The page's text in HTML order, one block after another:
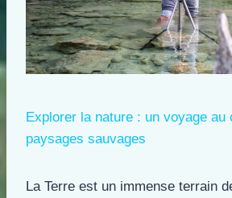
Explorer la nature : un voyage
paysages sauvages
La Terre est un immense terrain